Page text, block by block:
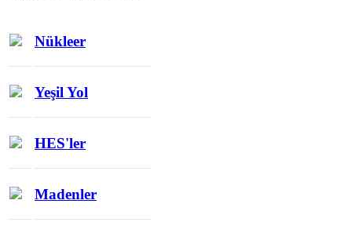
Nükleer
Yeşil Yol
HES'ler
Madenler